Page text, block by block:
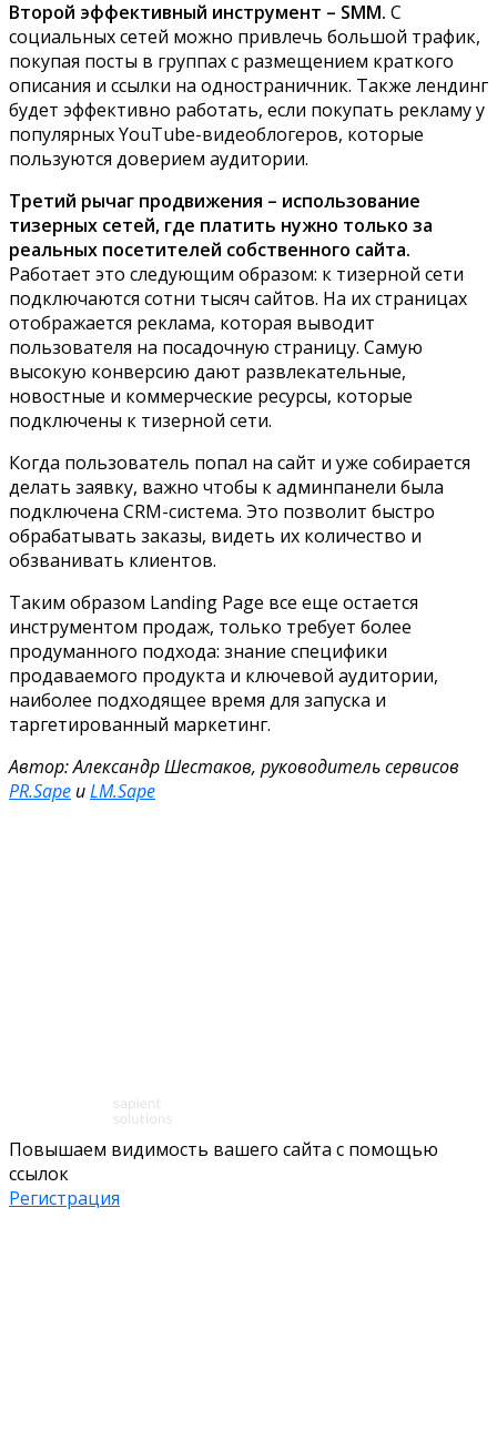
Второй эффективный инструмент – SMM. С
социальных сетей можно привлечь большой трафик,
покупая посты в группах с размещением краткого
описания и ссылки на одностраничник. Также лендинг
будет эффективно работать, если покупать рекламу у
популярных YouTube-видеоблогеров, которые
пользуются доверием аудитории.
Третий рычаг продвижения – использование
тизерных сетей, где платить нужно только за
реальных посетителей собственного сайта.
Работает это следующим образом: к тизерной сети
подключаются сотни тысяч сайтов. На их страницах
отображается реклама, которая выводит
пользователя на посадочную страницу. Самую
высокую конверсию дают развлекательные,
новостные и коммерческие ресурсы, которые
подключены к тизерной сети.
Когда пользователь попал на сайт и уже собирается
делать заявку, важно чтобы к админпанели была
подключена CRM-система. Это позволит быстро
обрабатывать заказы, видеть их количество и
обзванивать клиентов.
Таким образом Landing Page все еще остается
инструментом продаж, только требует более
продуманного подхода: знание специфики
продаваемого продукта и ключевой аудитории,
наиболее подходящее время для запуска и
таргетированный маркетинг.
Автор: Александр Шестаков, руководитель сервисов
PR.Sape иLM.Sape
Повышаем видимость вашего сайта с помощью
ссылок
Регистрация